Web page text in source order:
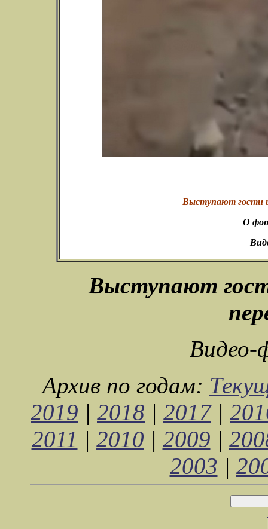
Выступают гости
О
Выступают
Архив по годам:
2019 | 2018 | 2017|
2011 | 2010 | 2009 |
2003 |